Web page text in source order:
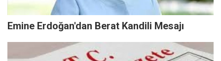
Emine Erdoğan'dan Berat Kandili Mesajı